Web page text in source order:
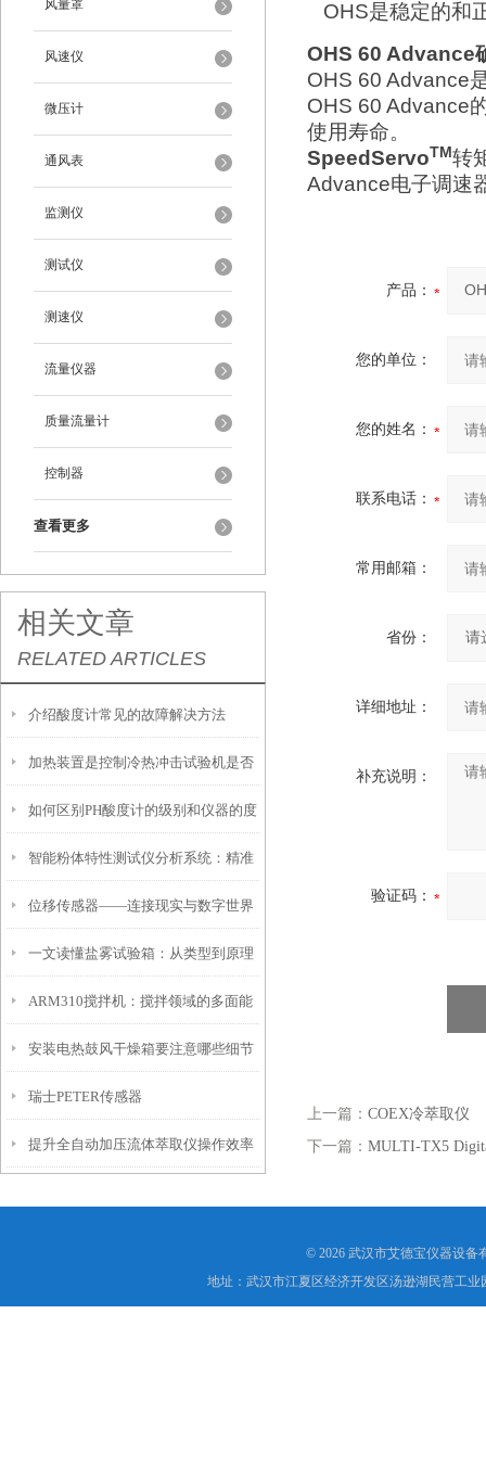
风量罩
风速仪
微压计
通风表
监测仪
测试仪
测速仪
流量仪器
质量流量计
控制器
查看更多
相关文章
RELATED ARTICLES
介绍酸度计常见的故障解决方法
加热装置是控制冷热冲击试验机是否
升温的关键环节
如何区别PH酸度计的级别和仪器的度
智能粉体特性测试仪分析系统：精准
测量与高效应用的融合
位移传感器——连接现实与数字世界
的桥梁
一文读懂盐雾试验箱：从类型到原理
ARM310搅拌机：搅拌领域的多面能
手
安装电热鼓风干燥箱要注意哪些细节
瑞士PETER传感器
提升全自动加压流体萃取仪操作效率
OHS是稳定的和
OHS 60 Advance
OHS 60 Advance
OHS 60 Advance
使用寿命。
SpeedServoTM转
Advance电子调速
产品：
您的单位：
您的姓名：
联系电话：
常用邮箱：
省份：
详细地址：
补充说明：
验证码：
上一篇： COEX冷萃取仪
下一篇： MULTI-TX5
© 2026 武汉市艾德宝仪器设备
地址：武汉市江夏区经济开发区汤逊湖民营工业